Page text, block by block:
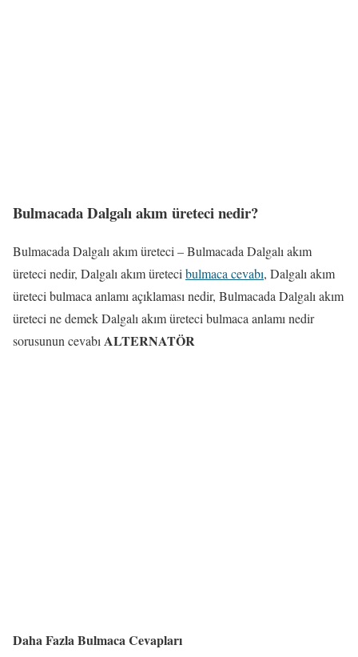
Bulmacada Dalgalı akım üreteci nedir?
Bulmacada Dalgalı akım üreteci – Bulmacada Dalgalı akım
üreteci nedir, Dalgalı akım üretecibulmaca cevabı, Dalgalı akım
üreteci bulmaca anlamı açıklaması nedir, Bulmacada Dalgalı akım
üreteci ne demek Dalgalı akım üreteci bulmaca anlamı nedir
sorusunun cevabıALTERNATÖR
Daha Fazla Bulmaca Cevapları